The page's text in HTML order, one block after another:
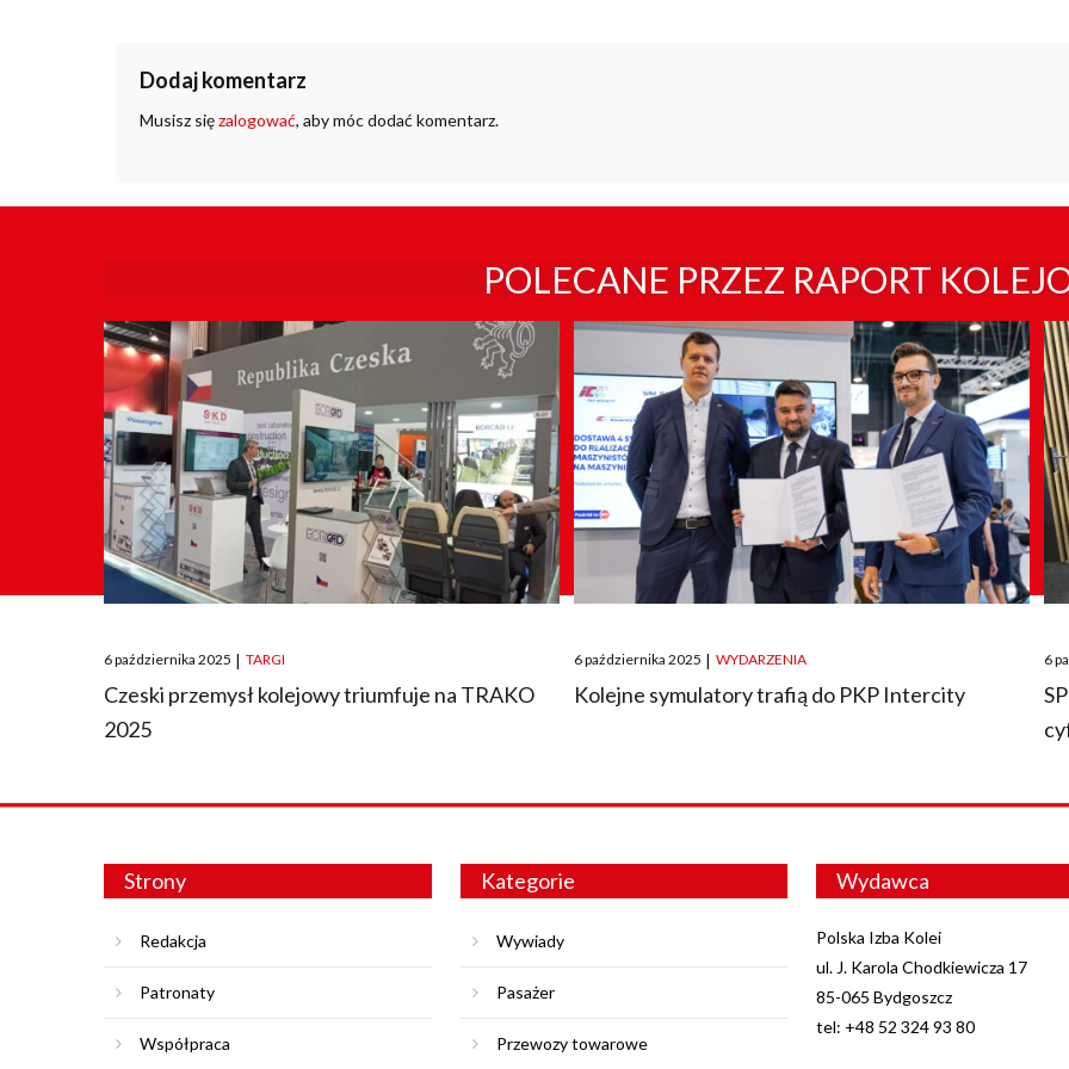
Dodaj komentarz
Musisz sięzalogować, aby móc dodać komentarz.
POLECANE PRZEZ RAPORT
Posted
on
6 października 2025 | TARGI
Czeski przemysł kolejowy triumfuje na TRAKO
2025
Posted
on
6 października 2025 | WYDARZENIA
Kolejne symulatory trafią do PKP Intercity
on
6
Strony
Redakcja
Patronaty
Współpraca
Kategorie
Wywiady
Pasażer
Przewozy towarowe
Wydawca
Polska Izba Kolei
ul. J. Karola Chodkiewicza 17
85-065 Bydgoszcz
tel: +48 52 324 93 80